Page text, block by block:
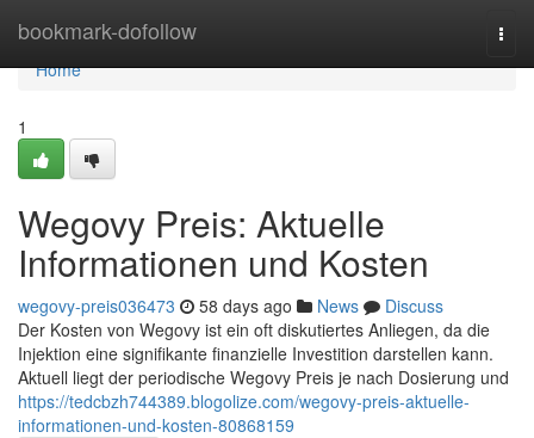
bookmark-dofollow
Home
Home
1
Wegovy Preis: Aktuelle
Informationen und Kosten
wegovy-preis036473 58 days ago News
Discuss
Der Kosten von Wegovy ist ein oft diskutiertes Anliegen, da die
Injektion eine signifikante finanzielle Investition darstellen kann.
Aktuell liegt der periodische Wegovy Preis je nach Dosierung und
https://tedcbzh744389.blogolize.com/wegovy-preis-aktuelle-
informationen-und-kosten-80868159